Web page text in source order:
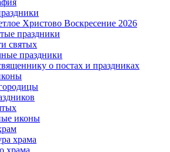
Христово Воскресение 2026
праздники
святых
праздники
о постах и праздниках
иконы
храма
храма